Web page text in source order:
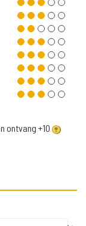
ontvang +10